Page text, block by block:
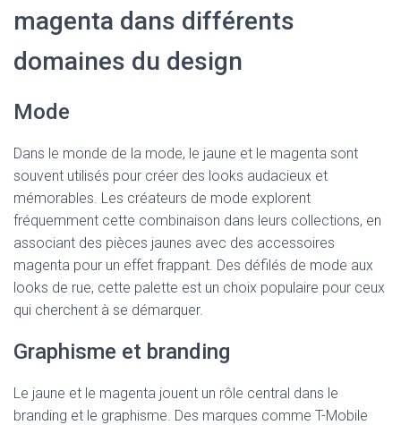
magenta dans différents
domaines du design
Mode
Dans le monde de la mode, le jaune et le magenta sont
souvent utilisés pour créer des looks audacieux et
mémorables. Les créateurs de mode explorent
fréquemment cette combinaison dans leurs collections, en
associant des pièces jaunes avec des accessoires
magenta pour un effet frappant. Des défilés de mode aux
looks de rue, cette palette est un choix populaire pour ceux
qui cherchent à se démarquer.
Graphisme et branding
Le jaune et le magenta jouent un rôle central dans le
branding et le graphisme. Des marques comme T-Mobile